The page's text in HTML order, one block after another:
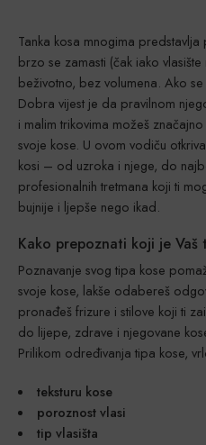
Tanka kosa mnogima
brzo se zamasti (čak iako
beživotno, bez volumena. Ako
Dobra vijest je da pravilnom
i malim trikovima možeš
svoje kose. U ovom vodiču
kosi – od uzroka i njege, do
profesionalnih tretmana koji ti
bujnije i ljepše nego ikad.
Kako prepoznati koji je Vaš
Poznavanje svog tipa kose
svoje kose, lakše odabereš
pronađeš frizure i stilove koji ti
do lijepe, zdrave i njegovane
Prilikom određivanja tipa kose,
teksturu kose
poroznost vlasi
tip vlasišta